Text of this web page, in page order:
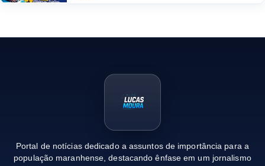
Portal de notícias dedicado a assuntos de importância para a
população maranhense, destacando ênfase em um jornalismo